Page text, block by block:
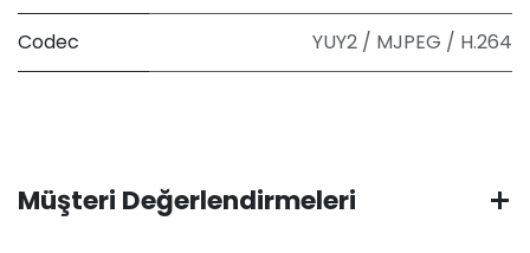
Codec YUY2 / MJPEG / H.264
Müşteri Değerlendirmeleri